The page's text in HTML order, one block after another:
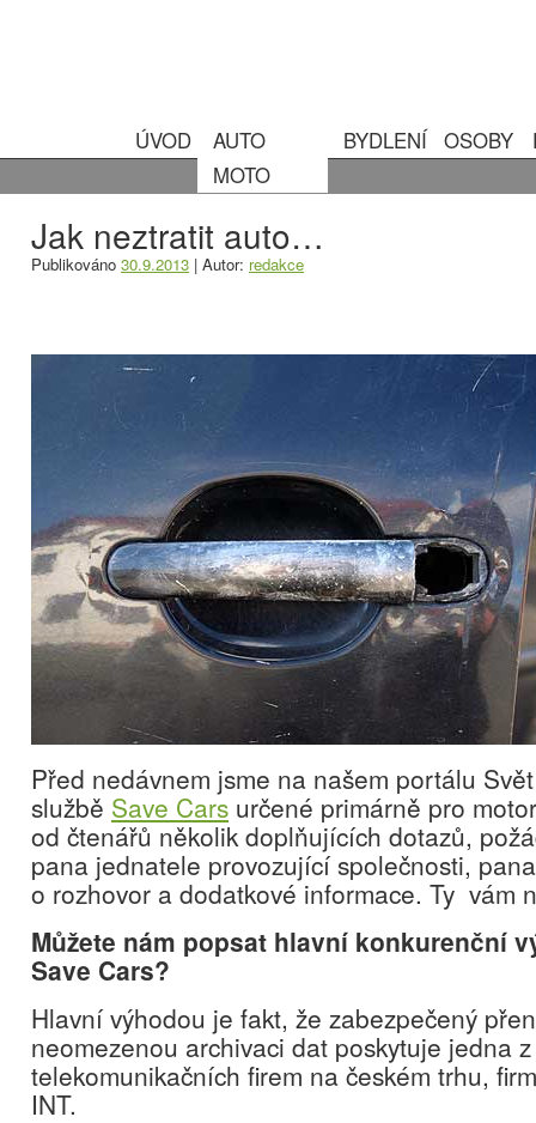
ÚVOD
AUTO
MOTO
BYDLENÍ OSOBY
Jak neztratit auto…
Publikováno 30.9.2013 | Autor: redakce
Před nedávnem jsme na našem portálu
službě Save Cars určené primárně pro
od čtenářů několik doplňujících dotazů,
pana jednatele provozující společnosti,
o rozhovor a dodatkové informace. Ty vám
Můžete nám popsat hlavní konkurenční
Save Cars?
Hlavní výhodou je fakt, že zabezpečený
neomezenou archivaci dat poskytuje jedna
telekomunikačních firem na českém trhu,
INT.